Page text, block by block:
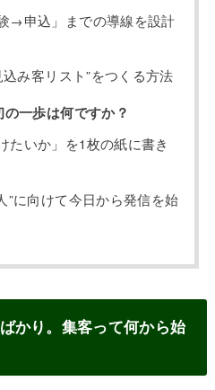
申込」までの導線を設計
み客リスト”をつくる方法
一歩は何ですか？
たいか」を1枚の紙に書き
”に向けて今日から発信を始
かり。集客って何から始